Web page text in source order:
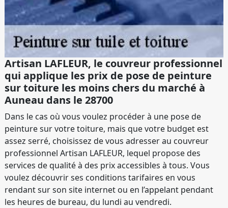
Artisan LAFLEUR, le couvreur professionnel
qui applique les prix de pose de peinture
sur toiture les moins chers du marché à
Auneau dans le 28700
Dans le cas où vous voulez procéder à une pose de
peinture sur votre toiture, mais que votre budget est
assez serré, choisissez de vous adresser au couvreur
professionnel Artisan LAFLEUR, lequel propose des
services de qualité à des prix accessibles à tous. Vous
voulez découvrir ses conditions tarifaires en vous
rendant sur son site internet ou en l’appelant pendant
les heures de bureau, du lundi au vendredi.